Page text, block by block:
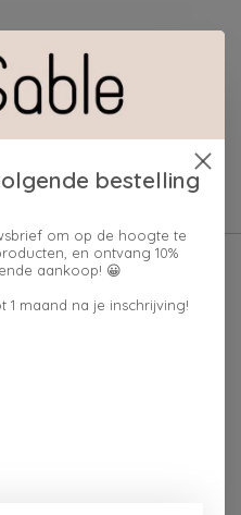
bestelling
om op de hoogte te
en ontvang 10%
aankoop! 😀
maand na je inschrijving!